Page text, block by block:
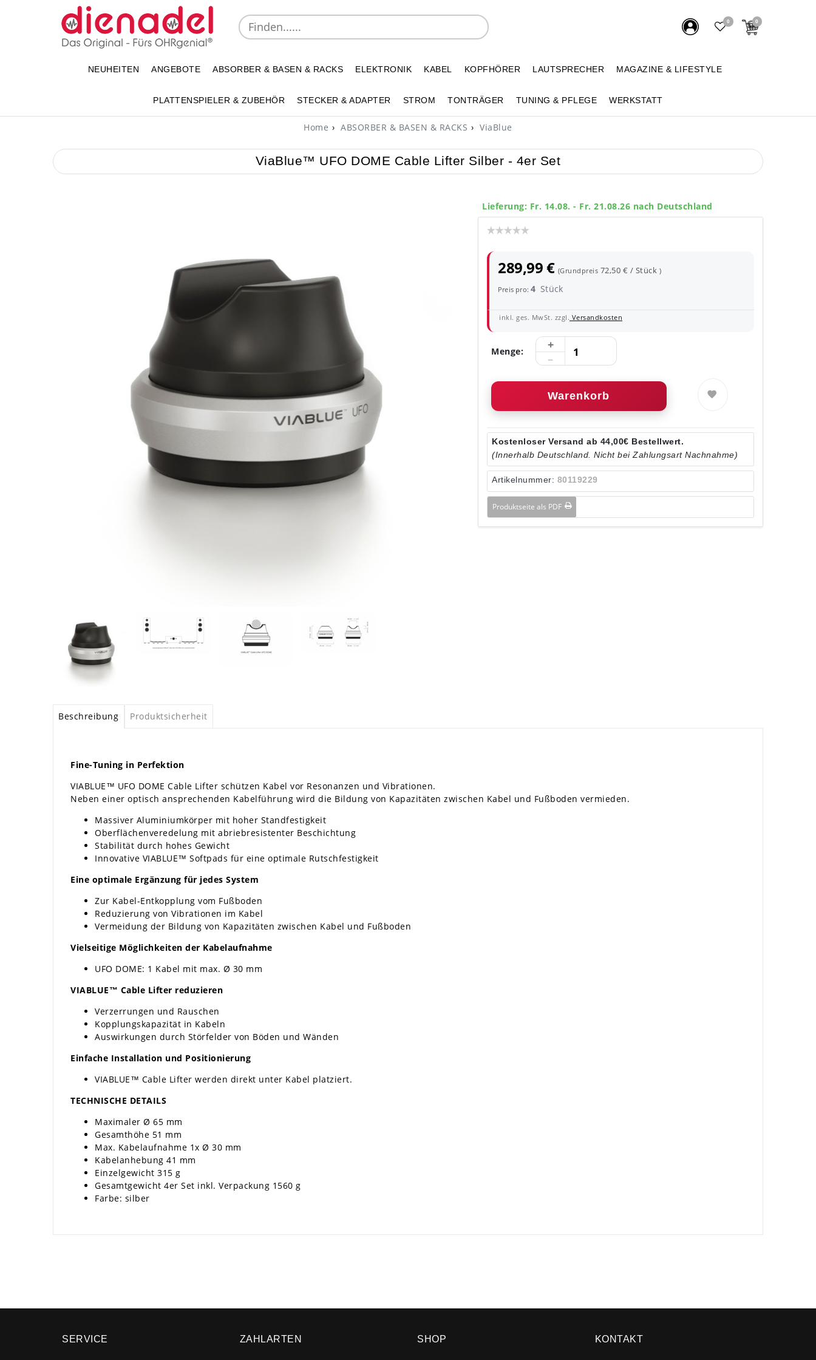
0 0
NEUHEITEN ANGEBOTE ABSORBER & BASEN & RACKS ELEKTRONIK KABEL KOPFHÖRER LAUTSPRECHER MAGAZINE & LIFESTYLE
PLATTENSPIELER & ZUBEHÖR STECKER & ADAPTER STROM TONTRÄGER TUNING & PFLEGE WERKSTATT
Home ABSORBER & BASEN & RACKS ViaBlue
ViaBlue™ UFO DOME Cable Lifter Silber - 4er Set
Lieferung: Fr. 14.08. - Fr. 21.08.26 nach Deutschland
289,99 € (Grundpreis 72,50 € / Stück )
Preis pro:4 Stück
inkl. ges. MwSt. zzgl. Versandkosten
Menge:
Warenkorb
Kostenloser Versand ab 44,00€ Bestellwert.
(Innerhalb Deutschland. Nicht bei Zahlungsart Nachnahme)
Artikelnummer: 80119229
Produktseite als PDF
Beschreibung Produktsicherheit
Fine-Tuning in Perfektion
VIABLUE™ UFO DOME Cable Lifter schützen Kabel vor Resonanzen und Vibrationen.
Neben einer optisch ansprechenden Kabelführung wird die Bildung von Kapazitäten zwischen Kabel und Fußboden vermieden.
Massiver Aluminiumkörper mit hoher Standfestigkeit
Oberflächenveredelung mit abriebresistenter Beschichtung
Stabilität durch hohes Gewicht
Innovative VIABLUE™ Softpads für eine optimale Rutschfestigkeit
Eine optimale Ergänzung für jedes System
Zur Kabel-Entkopplung vom Fußboden
Reduzierung von Vibrationen im Kabel
Vermeidung der Bildung von Kapazitäten zwischen Kabel und Fußboden
Vielseitige Möglichkeiten der Kabelaufnahme
UFO DOME: 1 Kabel mit max. Ø 30 mm
VIABLUE™ Cable Lifter reduzieren
Verzerrungen und Rauschen
Kopplungskapazität in Kabeln
Auswirkungen durch Störfelder von Böden und Wänden
Einfache Installation und Positionierung
VIABLUE™ Cable Lifter werden direkt unter Kabel platziert.
TECHNISCHE DETAILS
Maximaler Ø 65 mm
Gesamthöhe 51 mm
Max. Kabelaufnahme 1x Ø 30 mm
Kabelanhebung 41 mm
Einzelgewicht 315 g
Gesamtgewicht 4er Set inkl. Verpackung 1560 g
Farbe: silber
SERVICE ZAHLARTEN SHOP KONTAKT